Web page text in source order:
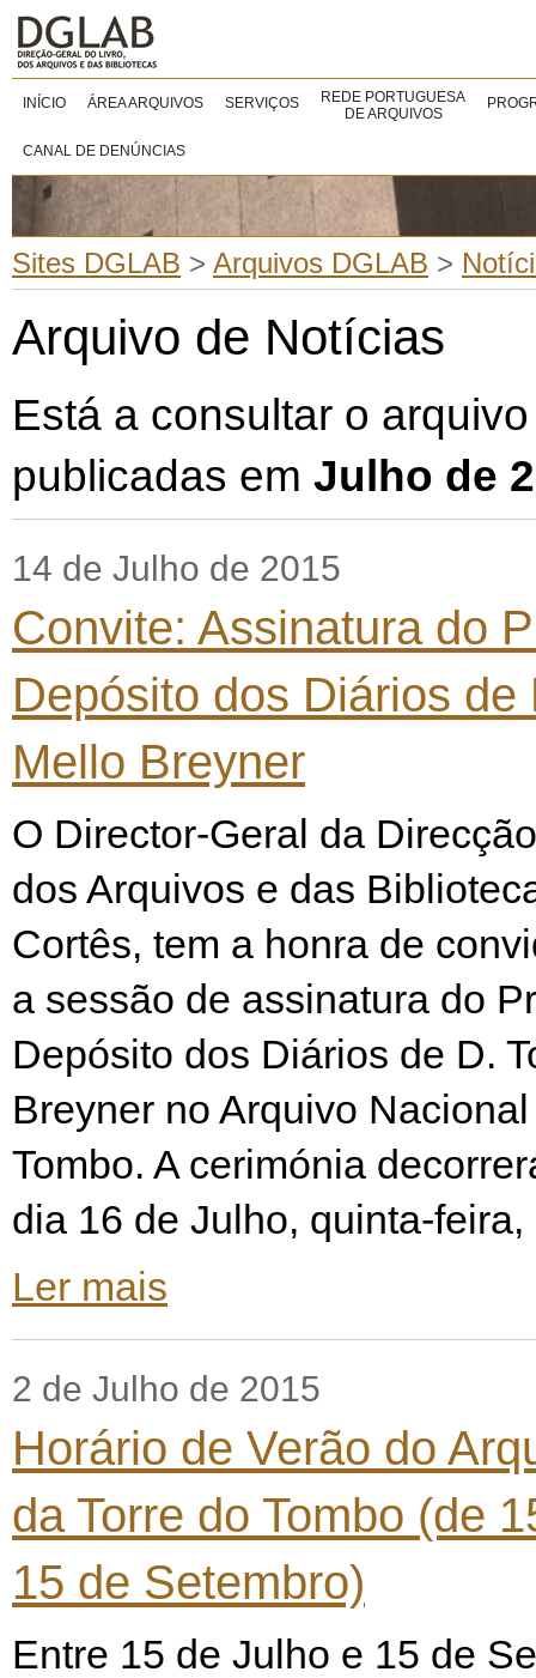
INÍCIO ÁREA ARQUIVOS SERVIÇOS
REDE PORTUGUESA
DE ARQUIVOS
CANAL DE DENÚNCIAS
Sites DGLAB > Arquivos DGLAB >
Arquivo de Notícias
Está a consultar o
publicadas em Julho de
14 de Julho de 2015
Convite: Assinatura do
Depósito dos Diários de
Mello Breyner
O Director-Geral da
dos Arquivos e das
Cortês, tem a honra de
a sessão de assinatura do
Depósito dos Diários de D.
Breyner no Arquivo
Tombo. A cerimónia
dia 16 de Julho, quinta-
Ler mais
2 de Julho de 2015
Horário de Verão do
da Torre do Tombo (de
15 de Setembro)
Entre 15 de Julho e 15 de